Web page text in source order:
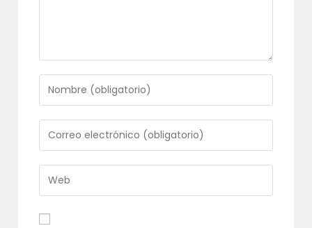
tu
nombre
o
nombre
de
usuario
para
comentar
tu
dirección
de
correo
electrónico
para
URL
de